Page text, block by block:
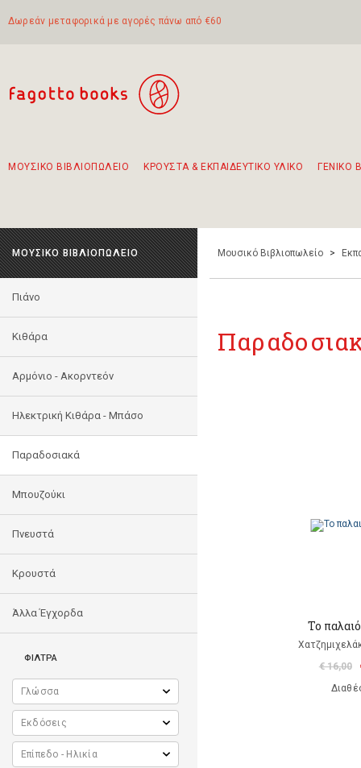
Δωρεάν μεταφορικά με αγορές πάνω από €60
ΜΟΥΣΙΚΟ ΒΙΒΛΙΟΠΩΛΕΙΟ ΚΡΟΥΣΤΑ & ΕΚΠΑΙΔΕΥΤΙΚΟ ΥΛΙΚΟ ΓΕΝΙΚΟ
ΜΟΥΣΙΚΟ ΒΙΒΛΙΟΠΩΛΕΙΟ
Πιάνο
Κιθάρα
Αρμόνιο - Ακορντεόν
Ηλεκτρική Κιθάρα - Μπάσο
Παραδοσιακά
Μπουζούκι
Πνευστά
Κρουστά
Άλλα Έγχορδα
ΦΙΛΤΡΑ
Μουσικό Βιβλιοπωλείο >
Το
€ 16,00